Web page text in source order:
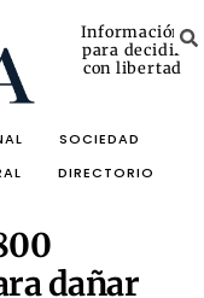
Información
para decidir
con libertad
SOCIEDAD
DIRECTORIO
dañar